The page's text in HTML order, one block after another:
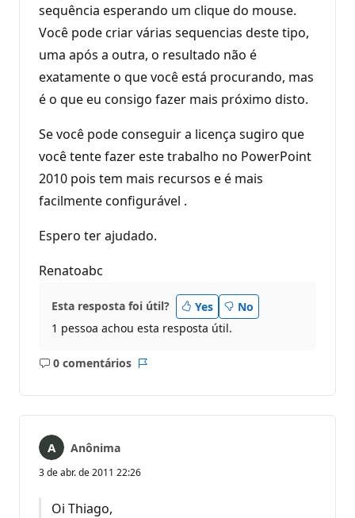
sequência esperando um clique do mouse.
Você pode criar várias sequencias deste tipo,
uma após a outra, o resultado não é
exatamente o que você está procurando, mas
é o que eu consigo fazer mais próximo disto.
Se você pode conseguir a licença sugiro que
você tente fazer este trabalho no PowerPoint
2010 pois tem mais recursos e é mais
facilmente configurável .
Espero ter ajudado.
Renatoabc
Esta resposta foi útil? Yes
No
1 pessoa achou esta resposta útil.
0 comentários
Sem
Anônima
3 de abr. de 2011 22:26
Oi Thiago,